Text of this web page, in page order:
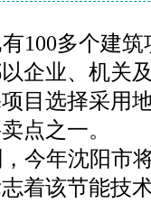
100多个建
企业、机关
目选择采用
点之一。
今年沈阳市
着该节能技